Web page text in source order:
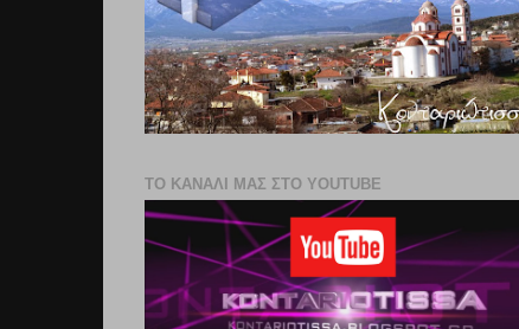
ΤΟ ΚΑΝΑΛΙ ΜΑΣ ΣΤΟ YOUTUBE